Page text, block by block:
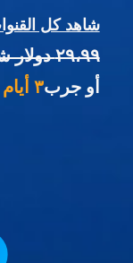
شاهد كل
٢٩،٩٩ دولار شهرياً
أو جرب٣ أيام مجاناً